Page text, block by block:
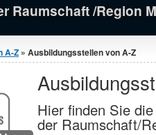
Raumschaft /Region
A-Z » Ausbildungsstellen von A-Z
Hier finden Sie
der Raumschaft/